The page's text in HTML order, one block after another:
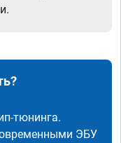
тюнинга.
ЭБУ